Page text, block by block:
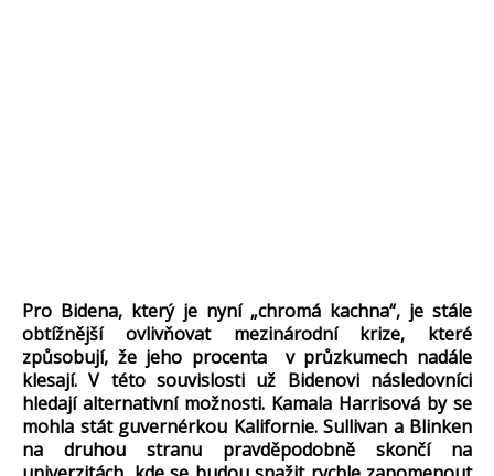
Pro Bidena, který je nyní „chromá kachna“, je stále
obtížnější ovlivňovat mezinárodní krize, které
způsobují, že jeho procenta v průzkumech nadále
klesají. V této souvislosti už Bidenovi následovníci
hledají alternativní možnosti. Kamala Harrisová by se
mohla stát guvernérkou Kalifornie. Sullivan a Blinken
na druhou stranu pravděpodobně skončí na